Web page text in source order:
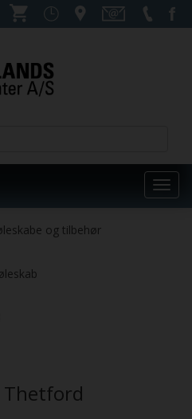
og tilbehør